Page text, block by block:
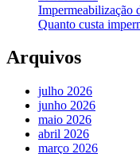
Impermeabilização
Quanto custa
Arquivos
julho 2026
junho 2026
maio 2026
abril 2026
março 2026